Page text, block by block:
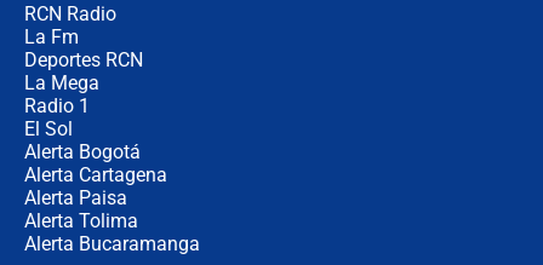
RCN Radio
La Fm
Deportes RCN
La Mega
Radio 1
El Sol
Alerta Bogotá
Alerta Cartagena
Alerta Paisa
Alerta Tolima
Alerta Bucaramanga